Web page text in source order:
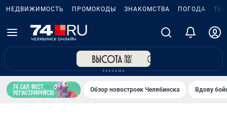
НЕДВИЖИМОСТЬ ПРОМОКОДЫ ЗНАКОМСТВА ПОГОДА
Обзор новостроек Челябинска Вдову